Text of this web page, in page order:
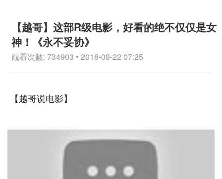
【越哥】这部R级电影，好看的绝不仅仅是女
神！《永不妥协》
觀看次數: 734903 • 2018-08-22 07:25
【越哥说电影】